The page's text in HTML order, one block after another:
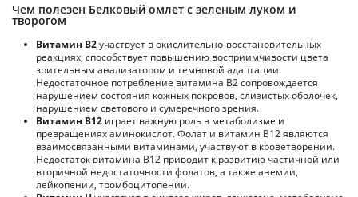
Чем полезен Белковый омлет с зеленым луком и
творогом
Витамин В2участвует в окислительно-восстановительных
реакциях, способствует повышению восприимчивости цвета
зрительным анализатором и темновой адаптации.
Недостаточное потребление витамина В2 сопровождается
нарушением состояния кожных покровов, слизистых оболочек,
нарушением светового и сумеречного зрения.
Витамин В12 играет важную роль в метаболизме и
превращениях аминокислот. Фолат и витамин В12 являются
взаимосвязанными витаминами, участвуют в кроветворении.
Недостаток витамина В12 приводит к развитию частичной или
вторичной недостаточности фолатов, а также анемии,
лейкопении, тромбоцитопении.